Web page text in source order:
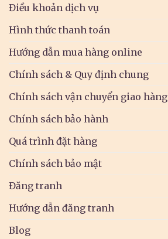
Điều khoản dịch vụ
Hình thức thanh toán
Hướng dẫn mua hàng online
Chính sách & Quy định chung
Chính sách vận chuyển giao hàng
Chính sách bảo hành
Quá trình đặt hàng
Chính sách bảo mật
Đăng tranh
Hướng dẫn đăng tranh
Blog